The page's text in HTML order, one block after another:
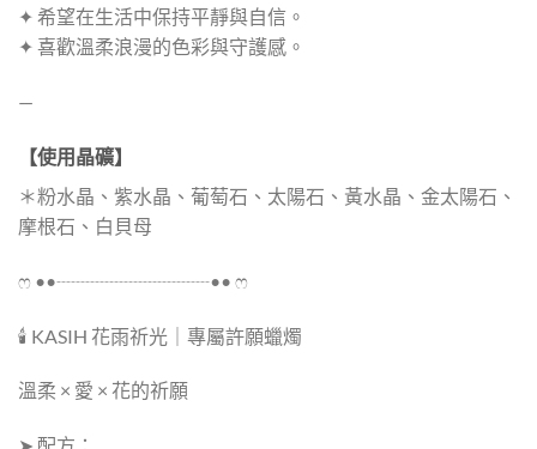
✦ 希望在生活中保持平靜與自信。
✦ 喜歡溫柔浪漫的色彩與守護感。
—
【使用晶礦】
＊粉水晶、紫水晶、葡萄石、太陽石、黃水晶、金太陽石、
摩根石、白貝母
ෆ ••┈┈┈┈┈┈┈┈•• ෆ
🕯 KASIH 花雨祈光｜專屬許願蠟燭
溫柔 × 愛 × 花的祈願